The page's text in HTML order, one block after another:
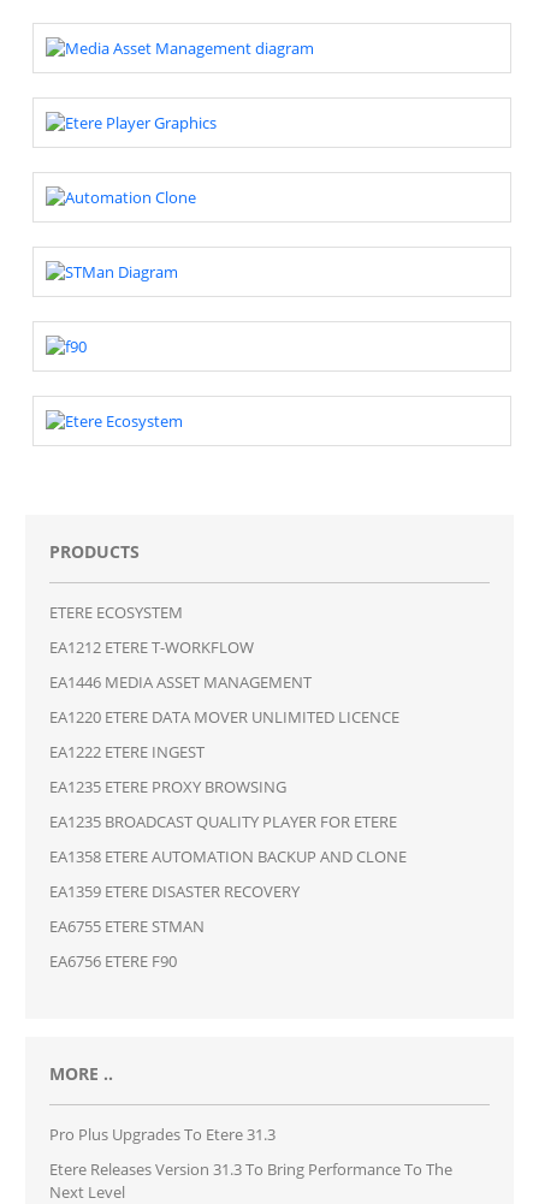
PRODUCTS
ETERE ECOSYSTEM
EA1212 ETERE T-WORKFLOW
EA1446 MEDIA ASSET MANAGEMENT
EA1220 ETERE DATA MOVER UNLIMITED LICENCE
EA1222 ETERE INGEST
EA1235 ETERE PROXY BROWSING
EA1235 BROADCAST QUALITY PLAYER FOR ETERE
EA1358 ETERE AUTOMATION BACKUP AND CLONE
EA1359 ETERE DISASTER RECOVERY
EA6755 ETERE STMAN
EA6756 ETERE F90
MORE ..
Pro Plus Upgrades To Etere 31.3
Etere Releases Version 31.3 To Bring Performance To The
Next Level